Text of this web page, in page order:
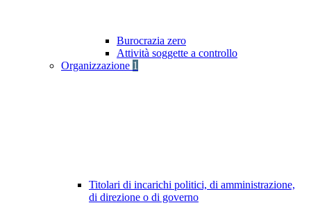
Burocrazia zero
Attività soggette a controllo
Organizzazione 1
Titolari di incarichi politici, di amministrazione,
di direzione o di governo